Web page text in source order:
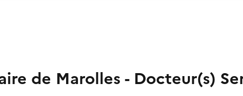
de Marolles - Docteur(s)